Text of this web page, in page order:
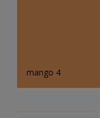
mango 4